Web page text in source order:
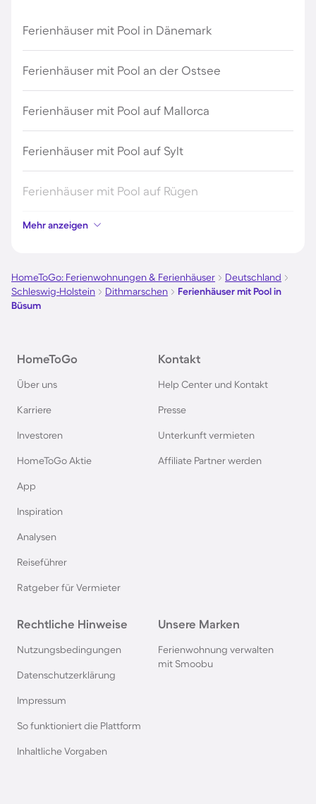
Ferienhäuser mit Pool in Dänemark
Ferienhäuser mit Pool an der Ostsee
Ferienhäuser mit Pool auf Mallorca
Ferienhäuser mit Pool auf Sylt
Ferienhäuser mit Pool auf Rügen
Ferienhäuser mit Pool am Gardasee
Ferienhäuser mit Pool an der Nordsee
Ferienhäuser mit Pool in Kroatien
Ferienhäuser mit Pool im Allgäu
Ferienhäuser mit Pool auf Fehmarn
Ferienhäuser mit Pool in Österreich
Ferienhäuser mit Pool in Berlin
Ferienhäuser mit Pool auf Texel
Ferienhäuser mit Pool in Oberstdorf
Ferienhäuser mit Pool in Italien
Mehr anzeigen
HomeToGo: Ferienwohnungen & Ferienhäuser
Deutschland
Schleswig-Holstein
Dithmarschen
Ferienhäuser mit Pool in
Büsum
HomeToGo
Über uns
Karriere
Investoren
HomeToGo Aktie
App
Inspiration
Analysen
Reiseführer
Ratgeber für Vermieter
Kontakt
Help Center und Kontakt
Presse
Unterkunft vermieten
Affiliate Partner werden
Rechtliche Hinweise
Nutzungsbedingungen
Datenschutzerklärung
Impressum
So funktioniert die Plattform
Inhaltliche Vorgaben
Unsere Marken
Ferienwohnung verwalten
mit Smoobu